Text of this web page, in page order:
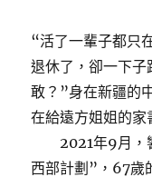
“活了一輩子都只
退休了，卻一下
敢？”身在新疆的
在給遠方姐姐的家
2021年9月，
西部計劃”，67歲